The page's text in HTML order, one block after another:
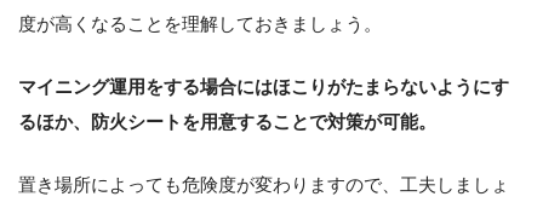
度が高くなることを理解しておきましょう。
マイニング運用をする場合にはほこりがたまらないようにす
るほか、防火シートを用意することで対策が可能。
置き場所によっても危険度が変わりますので、工夫しましょ